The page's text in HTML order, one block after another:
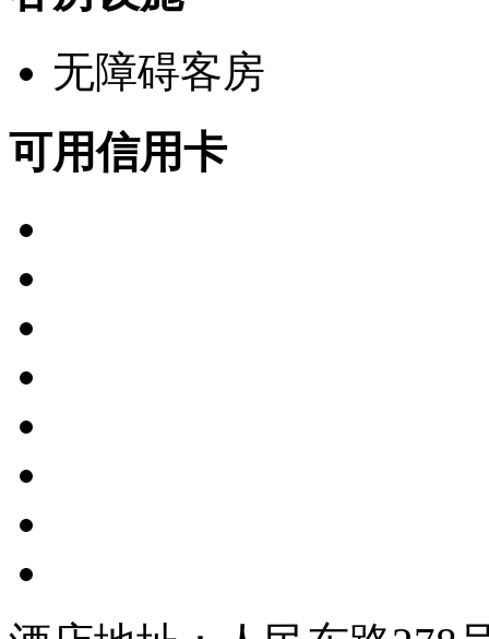
无障碍客房
可用信用卡